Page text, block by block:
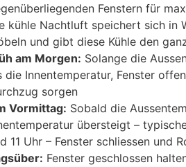
Fenstern für
kühle Nachtluft speichert sich in
und gibt diese Kühle den
am Morgen: Solange die
die Innentemperatur, Fenster
sorgen
Vormittag: Sobald die
übersteigt –
11 Uhr – Fenster schliessen und
Fenster geschlossen